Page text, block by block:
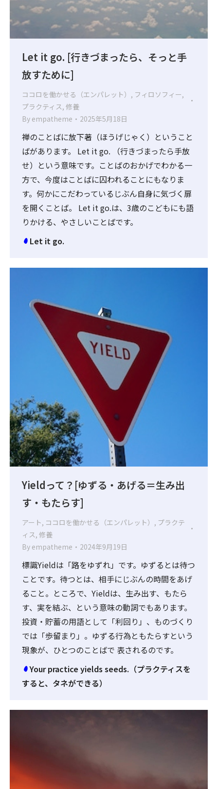
Let it go. [行きづまったら、そっと手
放すために]
ココロを働かせる（エンパレット） , フィロソフィー,
プラクティス, 修養
By empatheme 2025年5月18日
禅のことばに放下著（ほうげじゃく）ということ
ばがあります。 Let it go. （行きづまったら手放
せ）という意味です。ことばのおかげでわかる一
方で、今度はことばに囚われることにもなりま
す。何かにこだわっているじぶん自身に気づく扉
を開くことば。 Let it go.は、3歳のこどもにも語
りかける、やさしいことばです。
Let it go.
Yieldって？[ゆずる・あげる＝生み出
す・もたらす]
アート, ココロを働かせる（エンパレット） , プラクテ
ィス, 修養
By empatheme 2024年9月19日
標識Yieldは「路をゆずれ」です。ゆずるとは待つ
ことです。待つとは、相手にじぶんの時間をあげ
ること。ところで、Yieldは、生み出す、もたら
す、実を結ぶ、という意味の動詞でもあります。
投資・貯蓄の用語として「利回り」、ものづくり
では「歩留まり」。ゆずる行為ともたらすという
現象が、ひとつのことばで 表されるのです。
Your practice yields seeds.（プラクティスを
すると、タネができる）